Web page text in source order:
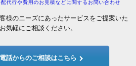
代行や費用のお見積などに関するお問い合わせ
様のニーズにあったサービスをご提案いた
気軽にご相談ください。
話からのご相談はこちら